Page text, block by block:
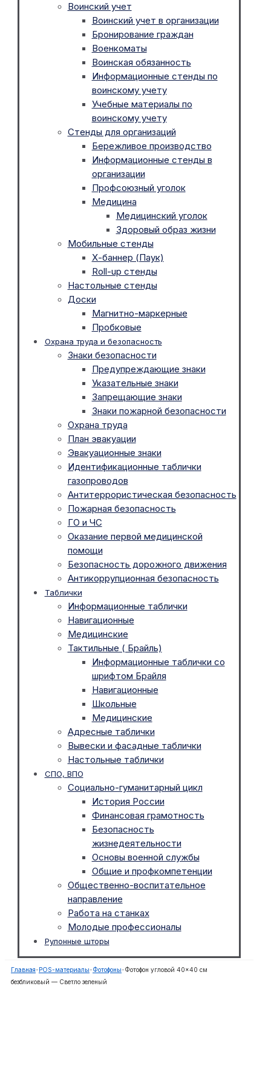
Воинский учет
Воинский учет в организации
Бронирование граждан
Военкоматы
Воинская обязанность
Информационные стенды по
воинскому учету
Учебные материалы по
воинскому учету
Стенды для организаций
Бережливое производство
Информационные стенды в
организации
Профсоюзный уголок
Медицина
Медицинский уголок
Здоровый образ жизни
Мобильные стенды
Х-баннер (Паук)
Roll-up стенды
Настольные стенды
Доски
Магнитно-маркерные
Пробковые
Охрана труда и безопасность
Знаки безопасности
Предупреждающие знаки
Указательные знаки
Запрещающие знаки
Знаки пожарной безопасности
Охрана труда
План эвакуации
Эвакуационные знаки
Идентификационные таблички
газопроводов
Антитеррористическая безопасность
Пожарная безопасность
ГО и ЧС
Оказание первой медицинской
помощи
Безопасность дорожного движения
Антикоррупционная безопасность
Таблички
Информационные таблички
Навигационные
Медицинские
Тактильные ( Брайль)
Информационные таблички со
шрифтом Брайля
Навигационные
Школьные
Медицинские
Адресные таблички
Вывески и фасадные таблички
Настольные таблички
СПО, ВПО
Социально-гуманитарный цикл
История России
Финансовая грамотность
Безопасность
жизнедеятельности
Основы военной службы
Общие и профкомпетенции
Общественно-воспитательное
направление
Работа на станках
Молодые профессионалы
Рулонные шторы
Главная-POS-материалы-Фотофоны-Фотофон угловой 40×40 см
безбликовый — Светло зеленый